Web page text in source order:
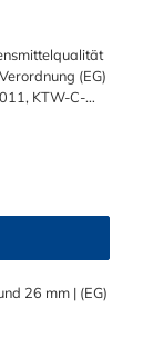
(EG)
KTW-C-
Gasen wie
bis 15
sollten
ist ratsam.
ist der
zu reinigen